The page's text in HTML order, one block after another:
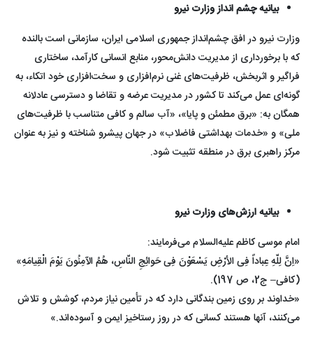
بیانیه چشم انداز وزارت نیرو
وزارت نیرو در افق چشم‌انداز جمهوری اسلامی ایران، سازمانی است بالنده
که با برخورداری از مدیریت دانش‌محور، منابع انسانی کارآمد، ساختاری
فراگیر و اثربخش، ظرفیت‌های غنی نرم‌افزاری و سخت‌افزاری خود اتکاء، به
گونه‌ای عمل می‌کند تا کشور در مدیریت عرضه و تقاضا و دسترسی عادلانه
همگان به: «برق مطمئن و پایا»، «آب سالم و کافی متناسب با ظرفیت‌های
ملی» و «خدمات بهداشتی فاضلاب» در جهان پیشرو شناخته و نیز به عنوان
مرکز راهبری برق در منطقه تثبیت شود.
بیانیه ارزش‌های وزارت نیرو
امام موسی کاظم علیه‌السلام می‌فرمایند:
«اِنَّ لِلّهِ عِباداً فِى الأرْضِ یَسْعَوْنَ فِى حَوائِجِ النّاسِ، هُمُ الآمِنُونَ یَوْمَ الْقِیامَهِ»
(کافی– ج2، ص 197).
«خداوند بر روی زمین بندگانی دارد که در تأمین نیاز مردم، کوشش و تلاش
می‌کنند، آنها هستند کسانی که در روز رستاخیز ایمن و آسوده‌اند.»